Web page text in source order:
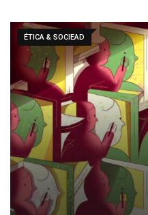
ÉTICA & SOCIEAD